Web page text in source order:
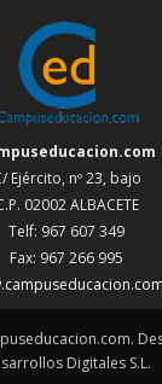
Ejército, nº 23, bajo
02002 ALBACETE
Telf: 967 607 349
Fax: 967 266 995
Digitales S.L.